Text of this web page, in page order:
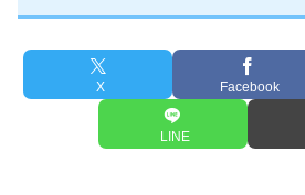
X Facebook
LINE